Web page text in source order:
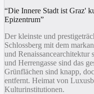
“Die Innere Stadt ist Graz'
Epizentrum”
Der kleinste und
Schlossberg mit dem
und Renaissancearchitektur
und Herrengasse sind das
Grünflächen sind knapp,
entfernt. Heimat von
Kulturinstitutionen.